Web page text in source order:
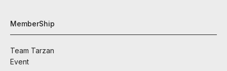
MemberShip
Team Tarzan
Event